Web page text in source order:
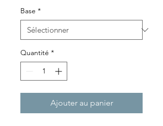
Base *
Quantité *
Ajouter au panier